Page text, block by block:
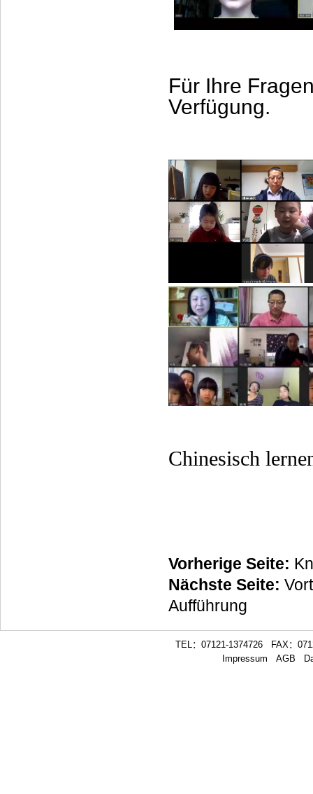
Für Ihre
Verfügung.
Chinesisch
Vorherige Seite:
Nächste Seite:
Aufführung
TEL：07121-1374726 FAX：
Impressum
AGB